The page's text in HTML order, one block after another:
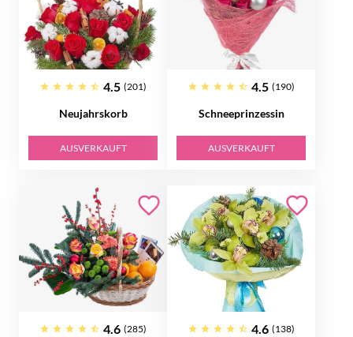
4.5 (201)
Neujahrskorb
AUSVERKAUFT
4.5 (190)
Schneeprinzessin
AUSVERKAUFT
4.6 (285) 4.6 (138)